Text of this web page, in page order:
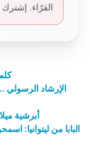
القرّاء. إشترك
الإرشاد
أبرشية
البابا من ليتوانيا: